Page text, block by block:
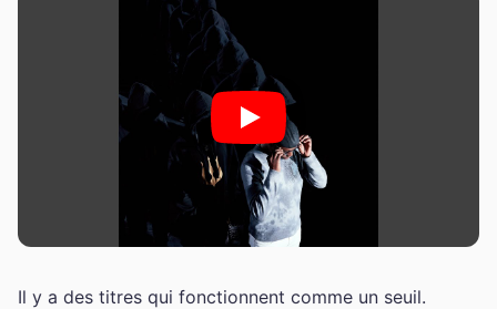
Il y a des titres qui fonctionnent comme un seuil.